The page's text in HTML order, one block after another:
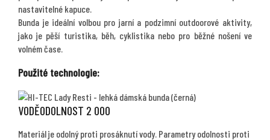
nastavitelné kapuce.
Bunda je ideální volbou pro jarní a podzimní outdoorové aktivity,
jako je pěší turistika, běh, cyklistika nebo pro běžné nošení ve
volném čase.
Použité technologie:
VODĚODOLNOST 2 000
Materiál je odolný proti prosáknutí vody. Parametry odolnosti proti